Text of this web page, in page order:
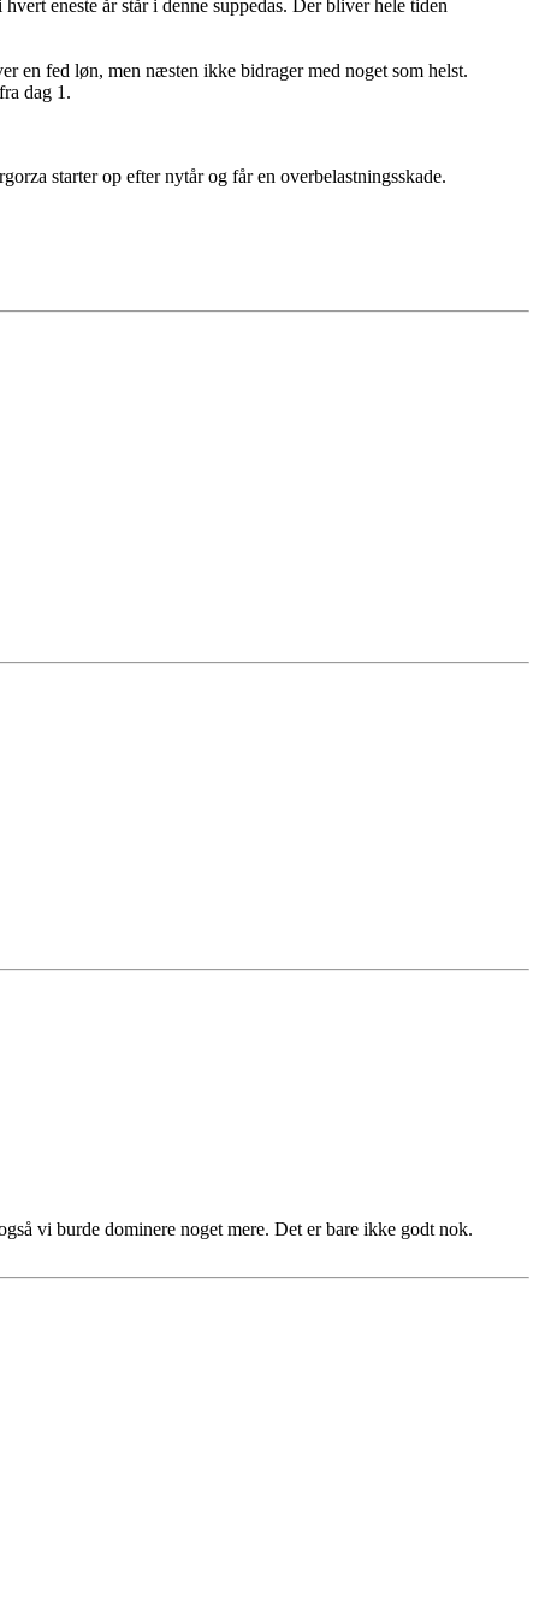
eneste år står i denne suppedas. Der bliver hele tiden
en fed løn, men næsten ikke bidrager med noget som helst.
dag 1.
starter op efter nytår og får en overbelastningsskade.
vi burde dominere noget mere. Det er bare ikke godt nok.